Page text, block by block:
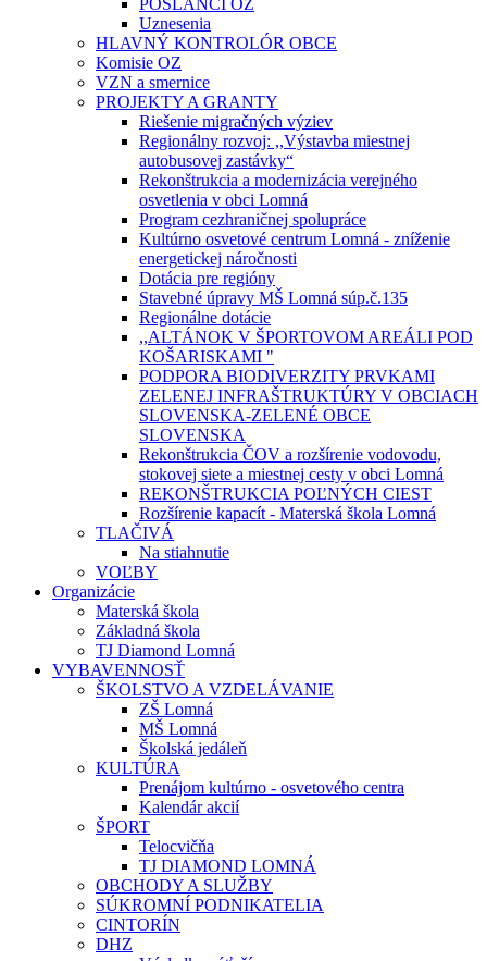
POSLANCI OZ
Uznesenia
HLAVNÝ KONTROLÓR OBCE
Komisie OZ
VZN a smernice
PROJEKTY A GRANTY
Riešenie migračných výziev
Regionálny rozvoj: ,,Výstavba miestnej
autobusovej zastávky“
Rekonštrukcia a modernizácia verejného
osvetlenia v obci Lomná
Program cezhraničnej spolupráce
Kultúrno osvetové centrum Lomná - zníženie
energetickej náročnosti
Dotácia pre regióny
Stavebné úpravy MŠ Lomná súp.č.135
Regionálne dotácie
,,ALTÁNOK V ŠPORTOVOM AREÁLI POD
KOŠARISKAMI "
PODPORA BIODIVERZITY PRVKAMI
ZELENEJ INFRAŠTRUKTÚRY V OBCIACH
SLOVENSKA-ZELENÉ OBCE
SLOVENSKA
Rekonštrukcia ČOV a rozšírenie vodovodu,
stokovej siete a miestnej cesty v obci Lomná
REKONŠTRUKCIA POĽNÝCH CIEST
Rozšírenie kapacít - Materská škola Lomná
TLAČIVÁ
Na stiahnutie
VOĽBY
Organizácie
Materská škola
Základná škola
TJ Diamond Lomná
VYBAVENNOSŤ
ŠKOLSTVO A VZDELÁVANIE
ZŠ Lomná
MŠ Lomná
Školská jedáleň
KULTÚRA
Prenájom kultúrno - osvetového centra
Kalendár akcií
ŠPORT
Telocvičňa
TJ DIAMOND LOMNÁ
OBCHODY A SLUŽBY
SÚKROMNÍ PODNIKATELIA
CINTORÍN
DHZ